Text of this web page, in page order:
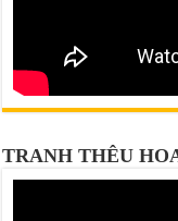
TRANH THÊU